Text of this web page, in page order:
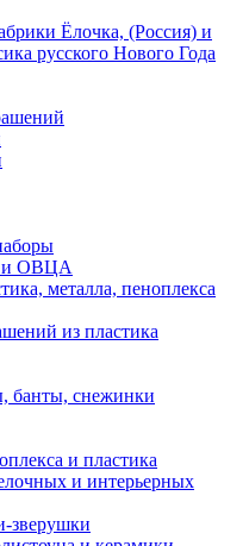
Ёлочка, (Россия) и
русского Нового Года
и ОВЦА
металла, пеноплекса
из пластика
банты, снежинки
и пластика
и интерьерных
зверушки